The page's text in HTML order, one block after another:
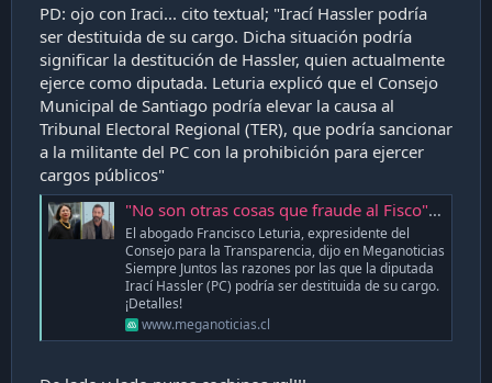
PD: ojo con Iraci... cito textual; "Irací Hassler podría
ser destituida de su cargo. Dicha situación podría
significar la destitución de Hassler, quien actualmente
ejerce como diputada. Leturia explicó que el Consejo
Municipal de Santiago podría elevar la causa al
Tribunal Electoral Regional (TER), que podría sancionar
a la militante del PC con la prohibición para ejercer
cargos públicos"
"No son otras cosas que fraude al Fisco": Experto explica las razones por las que Irací Hassler podría ser destituida de su cargo
El abogado Francisco Leturia, expresidente del
Consejo para la Transparencia, dijo en Meganoticias
Siempre Juntos las razones por las que la diputada
Irací Hassler (PC) podría ser destituida de su cargo.
¡Detalles!
www.meganoticias.cl